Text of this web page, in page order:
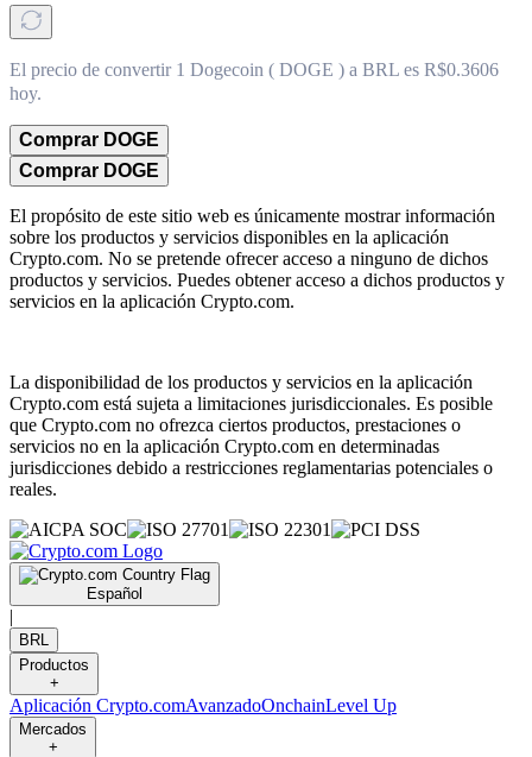
El precio de convertir 1 Dogecoin ( DOGE ) a BRL es R$0.3606
hoy.
Comprar DOGE
Comprar DOGE
El propósito de este sitio web es únicamente mostrar información
sobre los productos y servicios disponibles en la aplicación
Crypto.com. No se pretende ofrecer acceso a ninguno de dichos
productos y servicios. Puedes obtener acceso a dichos productos y
servicios en la aplicación Crypto.com.
La disponibilidad de los productos y servicios en la aplicación
Crypto.com está sujeta a limitaciones jurisdiccionales. Es posible
que Crypto.com no ofrezca ciertos productos, prestaciones o
servicios no en la aplicación Crypto.com en determinadas
jurisdicciones debido a restricciones reglamentarias potenciales o
reales.
Español
|
BRL
Productos
+
Aplicación Crypto.comAvanzadoOnchainLevel Up
Mercados
+